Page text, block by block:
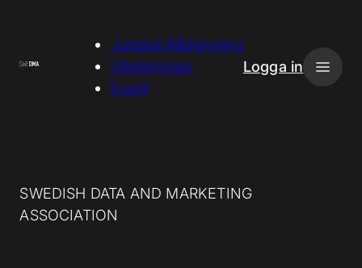
Juridisk Rådgivning
Utbildningar
Event
Logga in
SWEDISH DATA AND MARKETING
ASSOCIATION